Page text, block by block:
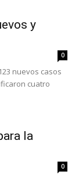
y
0
nuevos casos
cuatro
la
0